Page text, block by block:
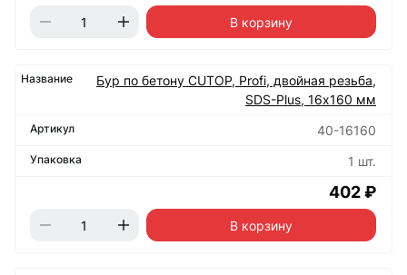
В корзину
Бур по бетону CUTOP, Profi, двойная резьба,
SDS-Plus, 16х160 мм
40-16160
1 шт.
402 ₽
В корзину